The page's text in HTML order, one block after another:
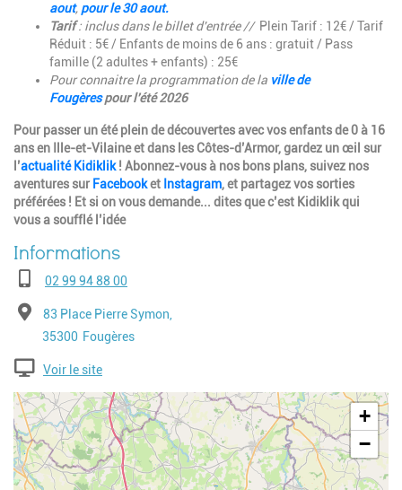
aout, pour le 30 aout.
Tarif: inclus dans le billet d'entrée // Plein Tarif : 12€ / Tarif
Réduit : 5€ / Enfants de moins de 6 ans : gratuit / Pass
famille (2 adultes + enfants) : 25€
Pour connaitre la programmation de la ville de
Fougèrespour l'été 2026
Pour passer un été plein de découvertes avec vos enfants de 0 à 16
ans en Ille-et-Vilaine et dans les Côtes-d’Armor, gardez un œil sur
l’actualité Kidiklik! Abonnez-vous à nos bons plans, suivez nos
aventures sur Facebooket Instagram, et partagez vos sorties
préférées ! Et si on vous demande... dites que c’est Kidiklik qui
vous a soufflé l’idée
Téléphone02 99 94 88 00
Adresse83 Place Pierre Symon,
Code postal
35300 Ville
Fougères
Voir le site
Geolocalisation
+
−